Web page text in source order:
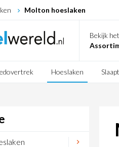
Molton hoeslaken
Bekijk het
Hoeslaken